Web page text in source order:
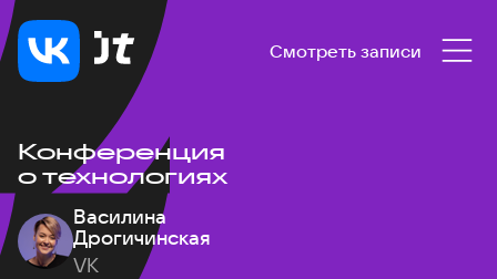
Смотреть записи
Конференция
о технологиях
Василина
Дрогичинская
VK